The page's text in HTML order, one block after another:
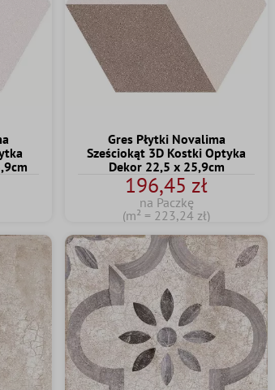
Gres Płytki Novalima
Sześciokąt 3D Kostki Optyka
Dekor 22,5 x 25,9cm
196,45 zł
na Paczkę
(m² = 223,24 zł)